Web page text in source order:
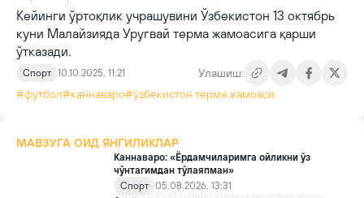
Кейинги ўртоқлик учрашувини Ўзбекистон 13 октябрь
куни Малайзияда Уругвай терма жамоасига қарши
ўтказади.
Спорт 10.10.2025, 11:21
Улашиш:
#футбол#каннаваро#ўзбекистон терма жамоаси
МАВЗУГА ОИД ЯНГИЛИКЛАР
Каннаваро: «Ёрдамчиларимга ойликни ўз
чўнтагимдан тўлаяпман»
Спорт 05.08.2026, 13:31